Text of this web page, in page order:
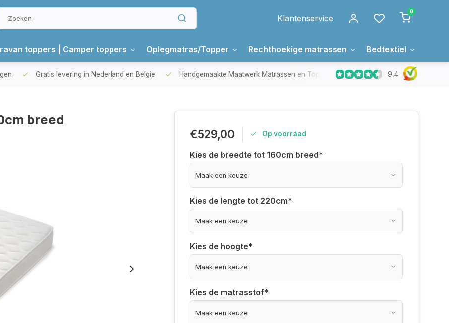
Klantenservice
0
toppers | Camper toppers Oplegmatras/Topper Rechthoekige matrassen Bedtextiel
Gratis levering in Nederland en Belgie Handgemaakte Maatwerk Matrassen en Toppers In Nederland gemaakt
9,4
breed
€529,00 Op voorraad
Kies de breedte tot 160cm breed*
Kies de lengte tot 220cm*
Kies de hoogte*
Kies de matrasstof*